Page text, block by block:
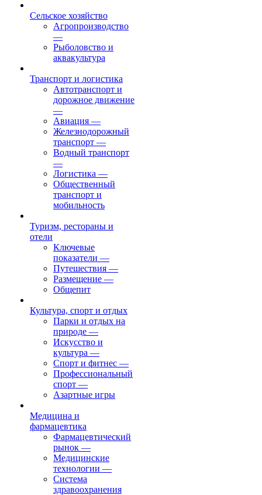
Сельское хозяйство
Агропроизводство
—
Рыболовство и
аквакультура
Транспорт и логистика
Автотранспорт и
дорожное движение
—
Авиация —
Железнодорожный
транспорт —
Водный транспорт
—
Логистика —
Общественный
транспорт и
мобильность
Туризм, рестораны и
отели
Ключевые
показатели —
Путешествия —
Размещение —
Общепит
Культура, спорт и отдых
Парки и отдых на
природе —
Искусство и
культура —
Спорт и фитнес —
Профессиональный
спорт —
Азартные игры
Медицина и
фармацевтика
Фармацевтический
рынок —
Медицинские
технологии —
Система
здравоохранения